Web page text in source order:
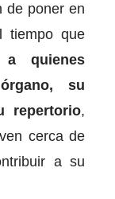
de poner en
tiempo que
a quienes
su
repertorio,
cerca de
a su